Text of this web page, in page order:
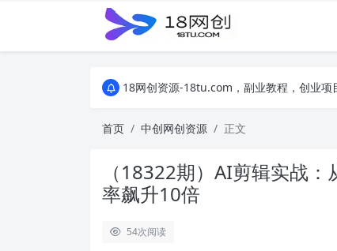
18网创资源-18tu.com，副业教程，创业
首页
中创网创资源 正文
（18322期）AI剪辑实战
率飙升10倍
54次阅读